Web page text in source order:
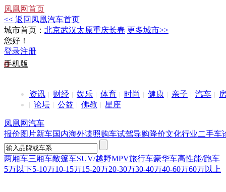
凤凰网首页
<< 返回凤凰汽车首页
城市首页： 北京武汉太原重庆长春 更多城市>>
您好！
登录注册
手机版
资讯 财经 娱乐 体育 时尚 健康 亲子 汽车
论坛
公益 佛教 星座
凤凰网汽车
报价图片新车国内海外谍照购车试驾导购降价文化行业二手车
两厢车三厢车敞篷车SUV/越野MPV旅行车豪华车高性能/跑车
5万以下5-10万10-15万15-20万20-30万30-40万40-60万60万以上